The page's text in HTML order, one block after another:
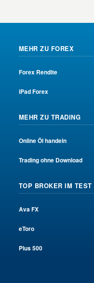
MEHR ZU FOREX
Forex Rendite
iPad Forex
MEHR ZU TRADING
Online Öl handeln
Trading ohne Download
TOP BROKER IM TEST
Ava FX
eToro
Plus 500